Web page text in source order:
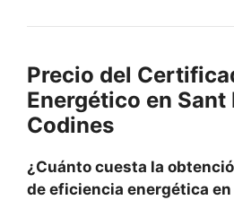
Precio del
Energético en Sant
Codines
¿Cuánto cuesta la
de eficiencia energética en